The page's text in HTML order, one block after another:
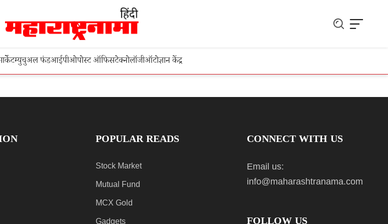
म्युचुअल फंडआईपीओपोस्ट ऑफिसटेक्नोलॉजीऑटोज्ञान केंद्र
POPULAR READS
Stock Market
Mutual Fund
MCX Gold
Gadgets
CONNECT WITH US
Email us:
info@maharashtranama.com